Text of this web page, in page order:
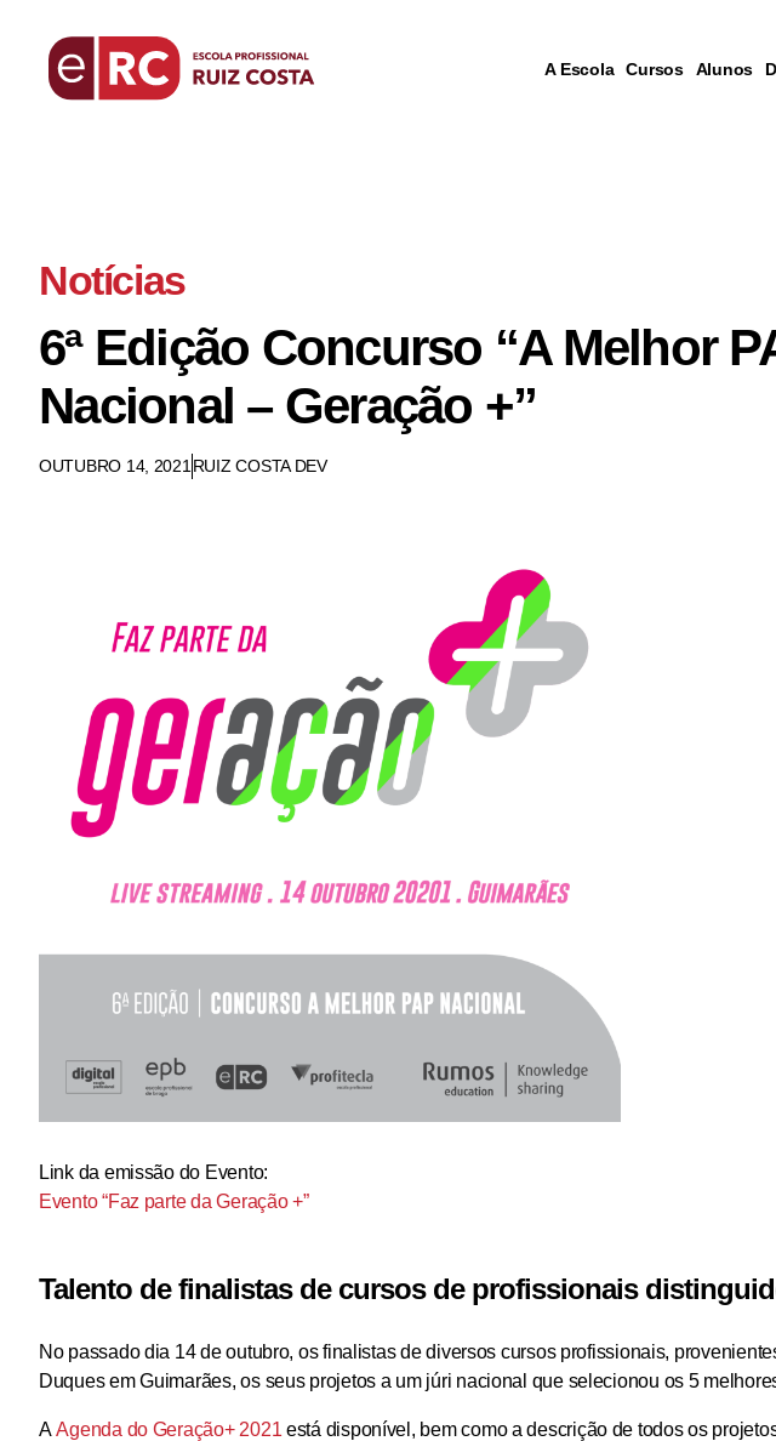
A Escola Cursos Alunos
Notícias
6ª Edição Concurso “A Melhor
Nacional – Geração +”
OUTUBRO 14, 2021 RUIZ COSTA DEV
Link da emissão do Evento:
Evento “Faz parte da Geração +”
Talento de finalistas de cursos de profissionais
No passado dia 14 de outubro, os finalistas de diversos cursos profissionais,
Duques em Guimarães, os seus projetos a um júri nacional que selecionou os 5
AAgenda do Geração+ 2021 está disponível, bem como a descrição de todos os